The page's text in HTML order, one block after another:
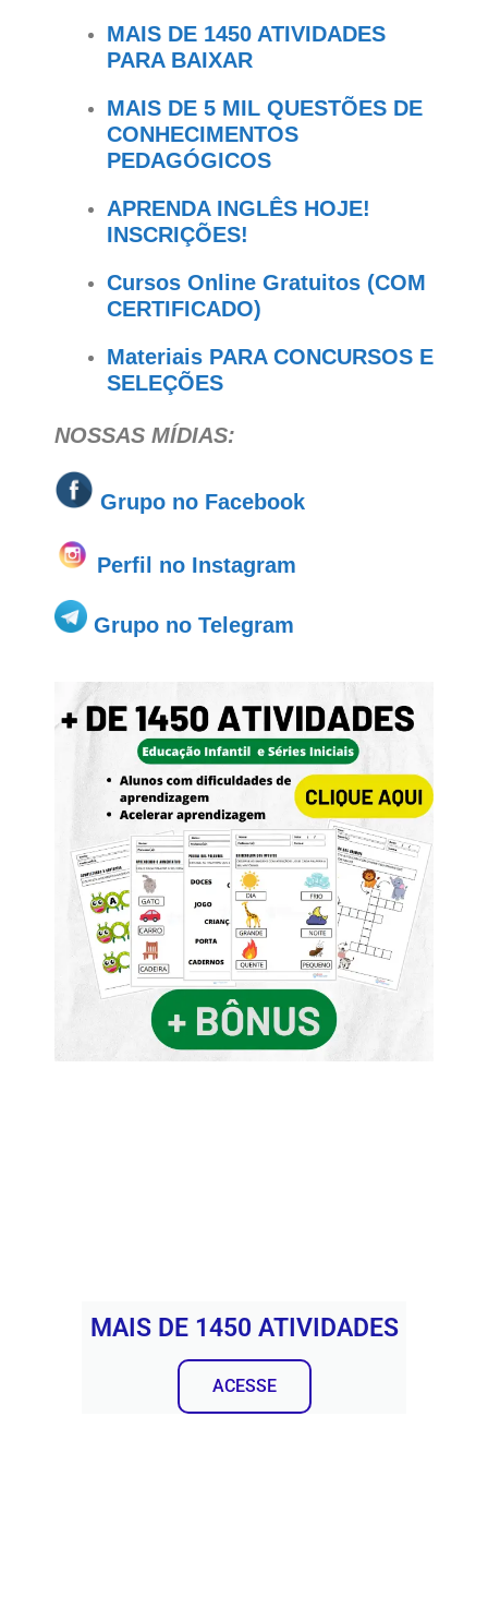
MAIS DE 1450 ATIVIDADES
PARA BAIXAR
MAIS DE 5 MIL QUESTÕES DE
CONHECIMENTOS
PEDAGÓGICOS
APRENDA INGLÊS HOJE!
INSCRIÇÕES!
Cursos Online Gratuitos (COM
CERTIFICADO)
Materiais PARA CONCURSOS E
SELEÇÕES
NOSSAS MÍDIAS:
Grupo no Facebook
Perfil no Instagram
Grupo no Telegram
MAIS DE 1450 ATIVIDADES
ACESSE